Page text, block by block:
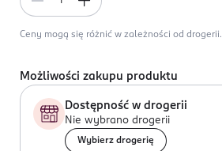
Ceny mogą się różnić w zależności od drogerii.
Możliwości zakupu produktu
Dostępność w drogerii
Nie wybrano drogerii
Wybierz drogerię